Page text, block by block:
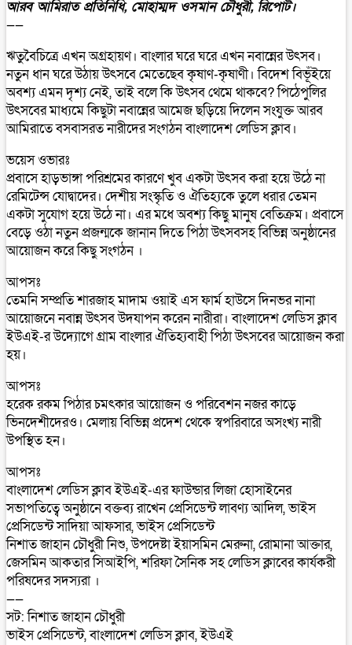
আরব আমিরাত প্রতিনিধি, মোহাম্মদ ওসমান চৌধুরী, রিপোর্ট।
——
ঋতুবৈচিত্রে এখন অগ্রহায়ণ। বাংলার ঘরে ঘরে এখন নবান্নের উৎসব।
নতুন ধান ঘরে উঠায় উৎসবে মেতেছেব কৃষাণ-কৃষাণী। বিদেশ বিভূঁইয়ে
অবশ্য এমন দৃশ্য নেই, তাই বলে কি উৎসব থেমে থাকবে? পিঠেপুলির
উৎসবের মাধ্যমে কিছুটা নবান্নের আমেজ ছড়িয়ে দিলেন সংযুক্ত আরব
আমিরাতে বসবাসরত নারীদের সংগঠন বাংলাদেশ লেডিস ক্লাব।
ভয়েস ওভারঃ
প্রবাসে হাড়ভাঙ্গা পরিশ্রমের কারণে খুব একটা উৎসব করা হয়ে উঠে না
রেমিটেন্স যোদ্বাদের। দেশীয় সংস্কৃতি ও ঐতিহ্যকে তুলে ধরার তেমন
একটা সুযোগ হয়ে উঠে না। এর মধে অবশ্য কিছু মানুষ বেতিক্রম। প্রবাসে
বেড়ে ওঠা নতুন প্রজন্মকে জানান দিতে পিঠা উৎসবসহ বিভিন্ন অনুষ্ঠানের
আয়োজন করে কিছু সংগঠন ।
আপসঃ
তেমনি সম্প্রতি শারজাহ মাদাম ওয়াই এস ফার্ম হাউসে দিনভর নানা
আয়োজনে নবান্ন উৎসব উদযাপন করেন নারীরা। বাংলাদেশ লেডিস ক্লাব
ইউএই-র উদ্যোগে গ্রাম বাংলার ঐতিহ্যবাহী পিঠা উৎসবের আয়োজন করা
হয়।
আপসঃ
হরেক রকম পিঠার চমৎকার আয়োজন ও পরিবেশন নজর কাড়ে
ভিনদেশীদেরও। মেলায় বিভিন্ন প্রদেশ থেকে স্বপরিবারে অসংখ্য নারী
উপস্থিত হন।
আপসঃ
বাংলাদেশ লেডিস ক্লাব ইউএই-এর ফাউন্ডার লিজা হোসাইনের
সভাপতিত্বে অনুষ্ঠানে বক্তব্য রাখেন প্রেসিডেন্ট লাবণ্য আদিল, ভাইস
প্রেসিডেন্ট সাদিয়া আফসার, ভাইস প্রেসিডেন্ট
নিশাত জাহান চৌধুরী নিশু, উপদেষ্টা ইয়াসমিন মেরুনা, রোমানা আক্তার,
জেসমিন আকতার সিআইপি, শরিফা সৈনিক সহ লেডিস ক্লাবের কার্যকরী
পরিষদের সদস্যরা ।
——
সট: নিশাত জাহান চৌধুরী
ভাইস প্রেসিডেন্ট, বাংলাদেশ লেডিস ক্লাব, ইউএই